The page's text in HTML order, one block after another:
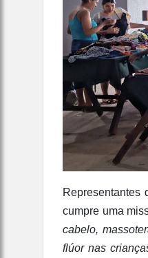
Representantes
cumpre uma
cabelo,
flúor nas